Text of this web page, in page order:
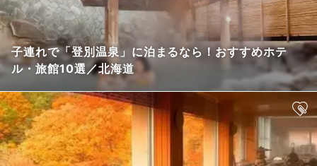
子連れで「登別温泉」に泊まるなら！おすすめホテ
ル・旅館10選／北海道